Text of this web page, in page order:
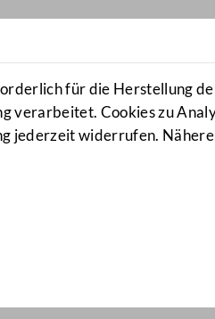
für die Herstellung
verarbeitet. Cookies zu
jederzeit widerrufen.